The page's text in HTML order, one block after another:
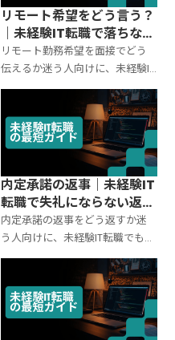
リモート希望をどう言う？
｜未経験IT転職で落ちない
伝え方の順番
リモート勤務希望を面接でどう
伝えるか迷う人向けに、未経験IT
転職で印象を落としにくい順番
と例文を整理。希望条件の出し
方、優先順位の付け方、交渉が
強く見えない言い回し、避けた
いNGも解説します。
内定承諾の返事｜未経験IT
転職で失礼にならない返信
テンプレ（電話・メール）
内定承諾の返事をどう返すか迷
う人向けに、未経験IT転職でも失
礼にならない伝え方をテンプレ
化。即決する場合／少し考えた
い場合の言い方、電話とメール
の例文、注意点までまとめます。